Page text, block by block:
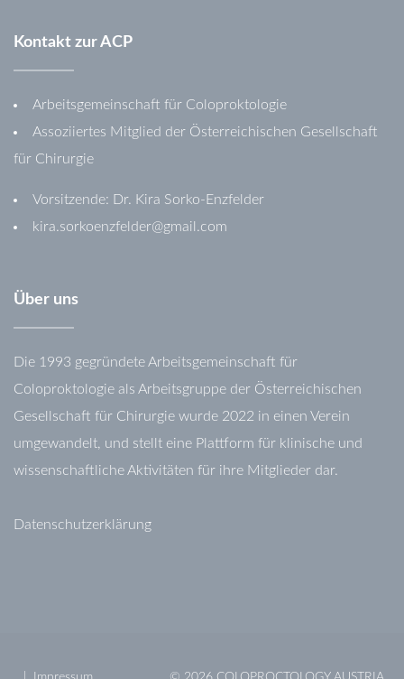
Kontakt zurACP
Arbeitsgemeinschaft für Coloproktologie
Assoziiertes Mitglied der Österreichischen Gesellschaft
für Chirurgie
Vorsitzende: Dr. Kira Sorko-Enzfelder
kira.sorkoenzfelder@gmail.com
Über uns
Die 1993 gegründete Arbeitsgemeinschaft für
Coloproktologie als Arbeitsgruppe der Österreichischen
Gesellschaft für Chirurgie wurde 2022 in einen Verein
umgewandelt, und stellt eine Plattform für klinische und
wissenschaftliche Aktivitäten für ihre Mitglieder dar.
Datenschutzerklärung